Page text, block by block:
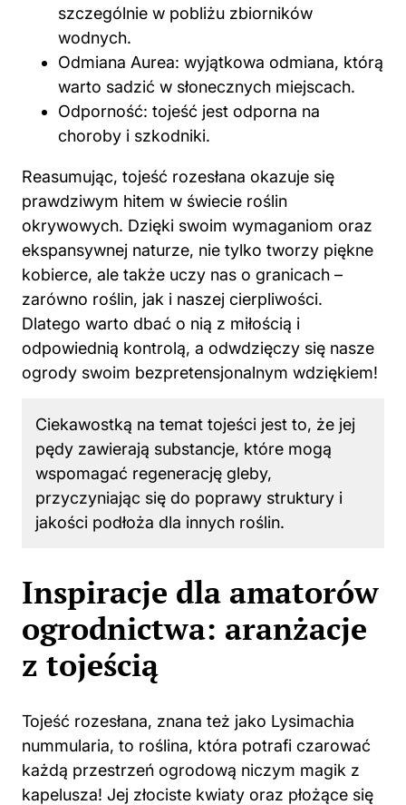
szczególnie w pobliżu zbiorników
wodnych.
Odmiana Aurea: wyjątkowa odmiana, którą
warto sadzić w słonecznych miejscach.
Odporność: tojeść jest odporna na
choroby i szkodniki.
Reasumując, tojeść rozesłana okazuje się
prawdziwym hitem w świecie roślin
okrywowych. Dzięki swoim wymaganiom oraz
ekspansywnej naturze, nie tylko tworzy piękne
kobierce, ale także uczy nas o granicach –
zarówno roślin, jak i naszej cierpliwości.
Dlatego warto dbać o nią z miłością i
odpowiednią kontrolą, a odwdzięczy się nasze
ogrody swoim bezpretensjonalnym wdziękiem!
Ciekawostką na temat tojeści jest to, że jej
pędy zawierają substancje, które mogą
wspomagać regenerację gleby,
przyczyniając się do poprawy struktury i
jakości podłoża dla innych roślin.
Inspiracje dla amatorów
ogrodnictwa: aranżacje
z tojeścią
Tojeść rozesłana, znana też jako Lysimachia
nummularia, to roślina, która potrafi czarować
każdą przestrzeń ogrodową niczym magik z
kapelusza! Jej złociste kwiaty oraz płożące się